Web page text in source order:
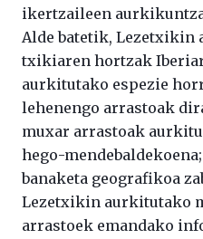
ikertzaileen
Alde batetik, Lezetxikin
txikiaren hortzak
aurkitutako espezie
lehenengo arrastoak
muxar arrastoak
hego-
banaketa geografikoa
Lezetxikin aurkitutako
arrastoek emandako